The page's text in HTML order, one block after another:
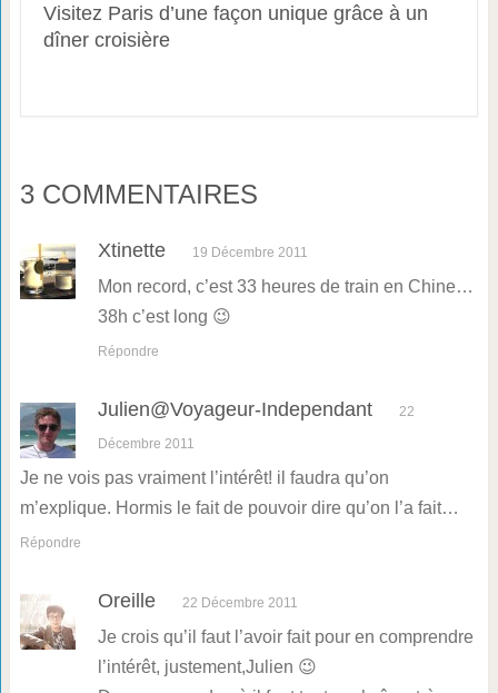
Visitez Paris d’une façon unique grâce à un
dîner croisière
3 COMMENTAIRES
Xtinette 19 Décembre 2011
Mon record, c’est 33 heures de train en Chine…
38h c’est long 😉
Répondre
Julien@Voyageur-Independant 22
Décembre 2011
Je ne vois pas vraiment l’intérêt! il faudra qu’on
m’explique. Hormis le fait de pouvoir dire qu’on l’a fait…
Répondre
Oreille 22 Décembre 2011
Je crois qu’il faut l’avoir fait pour en comprendre
l’intérêt, justement,Julien 😉